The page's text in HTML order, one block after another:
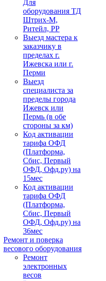
Для
оборудования ТД
Штрих-М,
Ритейл, РР
Выезд мастера к
заказчику в
пределах г.
Ижевска или г.
Перми
Выезд
специалиста за
пределы города
Ижевск или
Пермь (в обе
стороны за км)
Код активации
тарифа ОФД
(Платформа,
Сбис, Первый
ОФД, Офд.ру) на
15мес
Код активации
тарифа ОФД
(Платформа,
Сбис, Первый
ОФД, Офд.ру) на
36мес
Ремонт и поверка
весового оборудования
Ремонт
электронных
весов